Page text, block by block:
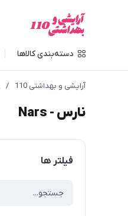
دسته‌بندی کالاها
آرایشی و بهداشتی 110 /
نارس - Nars
فیلتر ها